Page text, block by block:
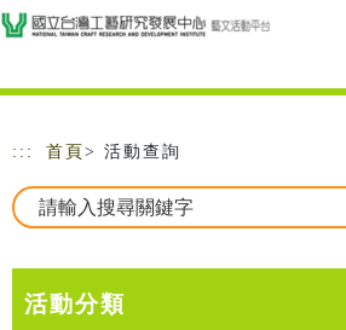
跳到主要內容
網站導覽
::: 首頁 > 活動查詢
活動分類